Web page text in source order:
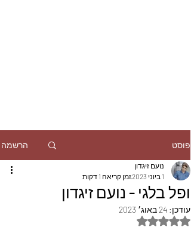
פוסט הרשמה
ופל בלגי - נועם זיגדון
נועם זיגדון
1 ביוני 2023
זמן קריאה 1 דקות
עודכן: 24 באוג׳ 2023
דירוג של NaN מתוך 5 כוכבים